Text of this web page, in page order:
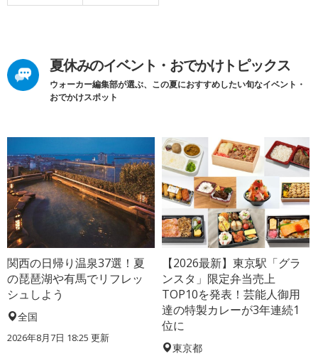
夏休みのイベント・おでかけトピックス
ウォーカー編集部が選ぶ、この夏におすすめしたい旬なイベント・
おでかけスポット
関西の日帰り温泉37選！夏
の琵琶湖や有馬でリフレッ
シュしよう
全国
2026年8月7日 18:25 更新
【2026最新】東京駅「グラ
ンスタ」限定弁当売上
TOP10を発表！芸能人御用
達の特製カレーが3年連続1
位に
東京都